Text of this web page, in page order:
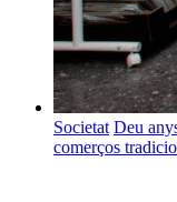
Societat Deu
comerços